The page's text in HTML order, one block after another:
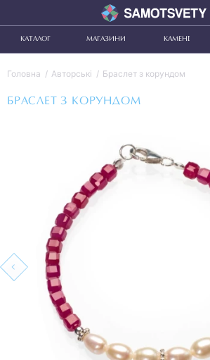
КАТАЛОГ МАГАЗИНИ КАМЕНІ
Головна Авторські Браслет з корундом
БРАСЛЕТ З КОРУНДОМ